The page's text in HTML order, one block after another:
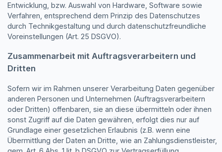
Entwicklung, bzw. Auswahl von Hardware, Software sowie
Verfahren, entsprechend dem Prinzip des Datenschutzes
durch Technikgestaltung und durch datenschutzfreundliche
Voreinstellungen (Art. 25 DSGVO).
Zusammenarbeit mit Auftragsverarbeitern und
Dritten
Sofern wir im Rahmen unserer Verarbeitung Daten gegenüber
anderen Personen und Unternehmen (Auftragsverarbeitern
oder Dritten) offenbaren, sie an diese übermitteln oder ihnen
sonst Zugriff auf die Daten gewähren, erfolgt dies nur auf
Grundlage einer gesetzlichen Erlaubnis (z.B. wenn eine
Übermittlung der Daten an Dritte, wie an Zahlungsdienstleister,